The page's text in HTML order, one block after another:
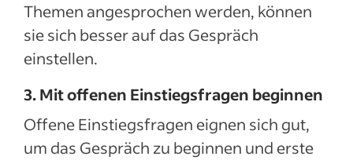
Themen angesprochen werden, können
sie sich besser auf das Gespräch
einstellen.
3. Mit offenen Einstiegsfragen beginnen
Offene Einstiegsfragen eignen sich gut,
um das Gespräch zu beginnen und erste